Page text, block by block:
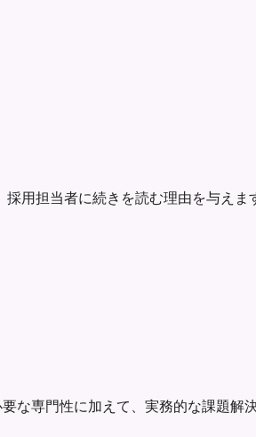
用担当者に続きを読む理由を与えま
な専門性に加えて、実務的な課題解